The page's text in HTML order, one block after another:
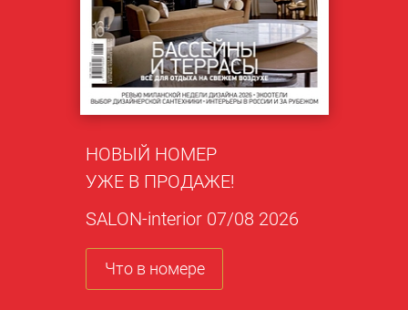
НОВЫЙ НОМЕР
УЖЕ В ПРОДАЖЕ!
SALON-interior 07/08 2026
Что в номере